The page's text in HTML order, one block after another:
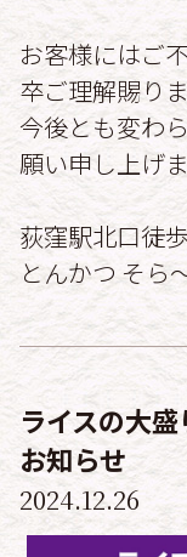
お客様にはご
卒ご理解賜り
今後とも変わ
願い申し上げ
荻窪駅北口徒
とんかつ そら
ライスの大
お知らせ
2024.12.26